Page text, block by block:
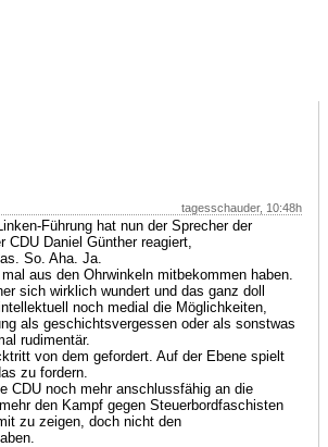
tagesschauder, 10:48h
Führung hat nun der Sprecher der
CDU Daniel Günther reagiert,
So. Aha. Ja.
aus den Ohrwinkeln mitbekommen haben.
sich wirklich wundert und das ganz doll
noch medial die Möglichkeiten,
als geschichtsvergessen oder als sonstwas
rudimentär.
von dem gefordert. Auf der Ebene spielt
zu fordern.
CDU noch mehr anschlussfähig an die
den Kampf gegen Steuerbordfaschisten
zu zeigen, doch nicht den